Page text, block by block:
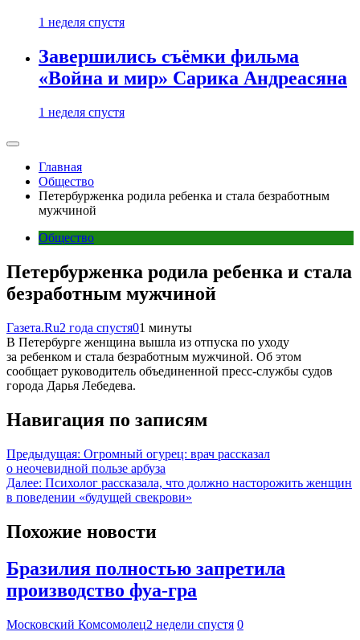
1 неделя спустя
Завершились съёмки фильма
«Война и мир» Сарика Андреасяна
1 неделя спустя
Главная
Общество
Петербурженка родила ребенка и стала безработным
мужчиной
Общество
Петербурженка родила ребенка и стала
безработным мужчиной
Газета.Ru2 года спустя01 минуты
В Петербурге женщина вышла из отпуска по уходу
за ребенком и стала безработным мужчиной. Об этом
сообщает руководитель объединенной пресс-службы судов
города Дарья Лебедева.
Навигация по записям
Предыдущая: Огромный огурец: врач рассказал
о неочевидной пользе арбуза
Далее: Психолог рассказала, что должно насторожить женщин
в поведении «будущей свекрови»
Похожие новости
Бразилия полностью запретила
производство фуа-гра
Московский Комсомолец2 недели спустя 0